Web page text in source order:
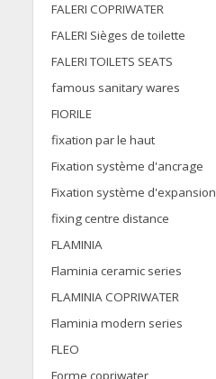
FALERI COPRIWATER
FALERI Sièges de toilette
FALERI TOILETS SEATS
famous sanitary wares
FIORILE
fixation par le haut
Fixation système d'ancrage
Fixation système d'expansion
fixing centre distance
FLAMINIA
Flaminia ceramic series
FLAMINIA COPRIWATER
Flaminia modern series
FLEO
Forme copriwater